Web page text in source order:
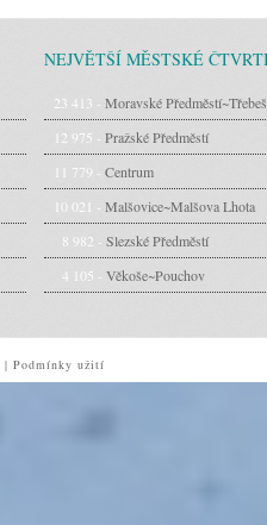
NEJVĚTŠÍ MĚSTSKÉ
23 413 - Moravské Předměstí~Třebeš
12 975 - Pražské Předměstí
11 779 - Centrum
10 021 - Malšovice~Malšova Lhota
8 982 - Slezské Předměstí
4 105 - Věkoše~Pouchov
| Podmínky užití